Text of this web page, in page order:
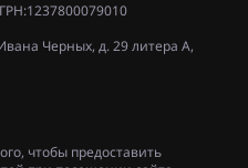
Черных, д. 29 литера А,
чтобы предоставить